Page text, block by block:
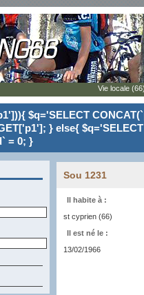
$q='SELECT
} else{
= 0; }
Sou 1231
Il habite à :
st cyprien (66)
Il est né le :
13/02/1966
Vie locale (66)